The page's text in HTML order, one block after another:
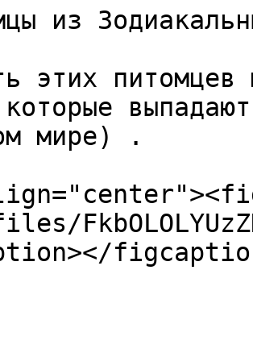
из
этих питомцев
мире) .